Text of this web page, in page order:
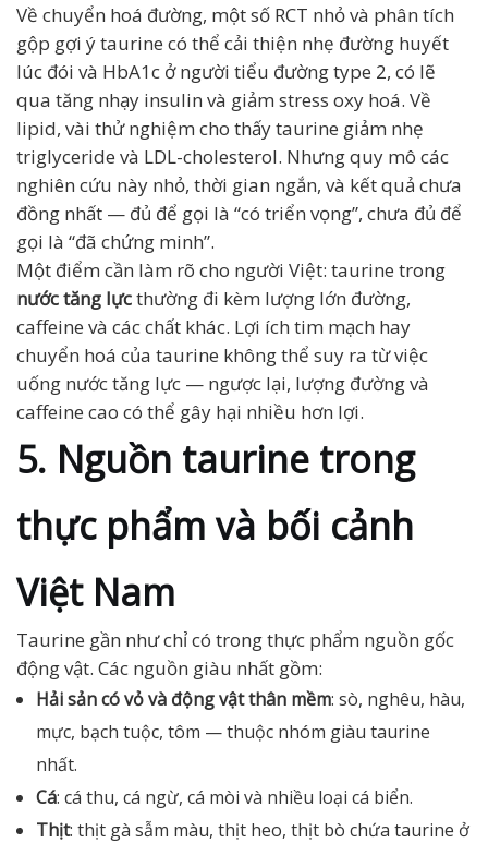
Về chuyển hoá đường, một số RCT nhỏ và phân tích
gộp gợi ý taurine có thể cải thiện nhẹ đường huyết
lúc đói và HbA1c ở người tiểu đường type 2, có lẽ
qua tăng nhạy insulin và giảm stress oxy hoá. Về
lipid, vài thử nghiệm cho thấy taurine giảm nhẹ
triglyceride và LDL-cholesterol. Nhưng quy mô các
nghiên cứu này nhỏ, thời gian ngắn, và kết quả chưa
đồng nhất — đủ để gọi là “có triển vọng”, chưa đủ để
gọi là “đã chứng minh”.
Một điểm cần làm rõ cho người Việt: taurine trong
nước tăng lựcthường đi kèm lượng lớn đường,
caffeine và các chất khác. Lợi ích tim mạch hay
chuyển hoá của taurine không thể suy ra từ việc
uống nước tăng lực — ngược lại, lượng đường và
caffeine cao có thể gây hại nhiều hơn lợi.
5. Nguồn taurine trong
thực phẩm và bối cảnh
Việt Nam
Taurine gần như chỉ có trong thực phẩm nguồn gốc
động vật. Các nguồn giàu nhất gồm:
Hải sản có vỏ và động vật thân mềm: sò, nghêu, hàu,
mực, bạch tuộc, tôm — thuộc nhóm giàu taurine
nhất.
Cá: cá thu, cá ngừ, cá mòi và nhiều loại cá biển.
Thịt: thịt gà sẫm màu, thịt heo, thịt bò chứa taurine ở